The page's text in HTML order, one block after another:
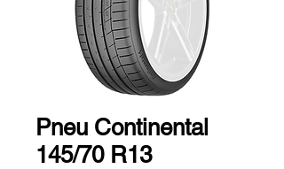
Pneu Continental
145/70 R13